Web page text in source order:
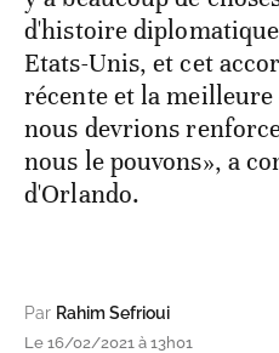
d'histoire
Etats-Unis, et cet
récente et la
nous devrions
nous le pouvons», a
d'Orlando.
Par Rahim Sefrioui
Le 16/02/2021 à 13h01